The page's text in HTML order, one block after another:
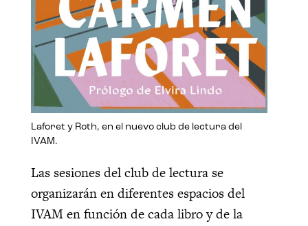
Laforet y Roth, en el nuevo club de lectura del
IVAM.
Las sesiones del club de lectura se
organizarán en diferentes espacios del
IVAM en función de cada libro y de la